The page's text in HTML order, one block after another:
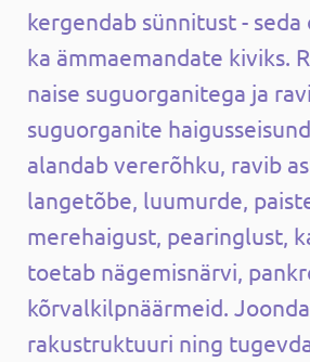
kergendab sünnitust -
ka ämmaemandate kiviks.
naise suguorganitega ja
suguorganite
alandab vererõhku, ravib
langetõbe, luumurde,
merehaigust, pearinglust,
toetab nägemisnärvi,
kõrvalkilpnäärmeid.
rakustruktuuri ning